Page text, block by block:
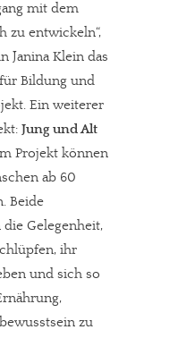
mit dem
zu entwickeln“,
Janina Klein das
Bildung und
Ein weiterer
Jung und Alt
Projekt können
ab 60
Beide
Gelegenheit,
ihr
und sich so
zu